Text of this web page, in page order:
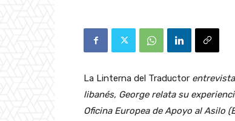
La Linterna del Traductor
libanés, George relata su
Oficina Europea de Apoyo al Asilo